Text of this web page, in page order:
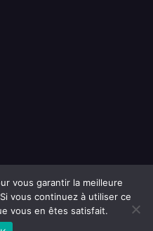
droits réservés
vous garantir la meilleure
vous continuez à utiliser ce
vous en êtes satisfait.